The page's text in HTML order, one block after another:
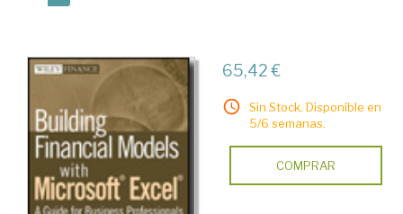
65,42 €
Sin Stock. Disponible en
5/6 semanas.
COMPRAR